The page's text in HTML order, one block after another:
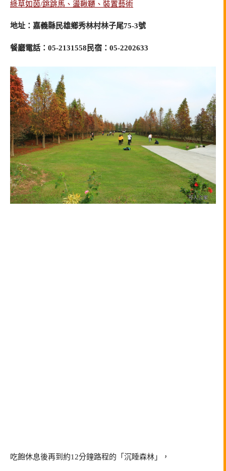
綠草如茵/跳跳馬、盪鞦韆、裝置藝術
地址：嘉義縣民雄鄉秀林村林子尾75-3號
餐廳電話：05-2131558民宿：05-2202633
吃飽休息後再到約12分鐘路程的「沉睡森林」，